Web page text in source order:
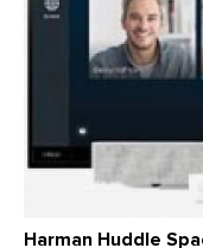
Harman Huddle